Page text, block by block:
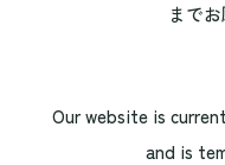
まで
Our website is
and is